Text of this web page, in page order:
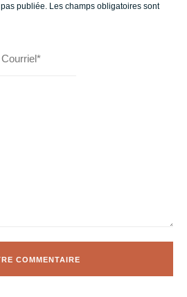
publiée. Les champs obligatoires sont